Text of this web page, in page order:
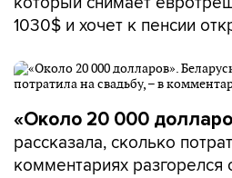
1030$ и хочет к пенсии
«Около 20 000
рассказала, сколько
комментариях разгорелся